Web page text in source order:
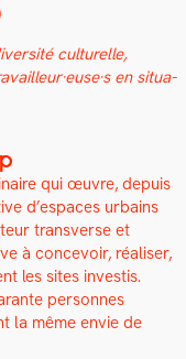
cul­turelle,
en sit­u­a­
qui œuvre, depuis
d’espaces urbains
trans­verse et
à con­cevoir, réalis­er,
les sites investis.
per­son­nes
la même envie de